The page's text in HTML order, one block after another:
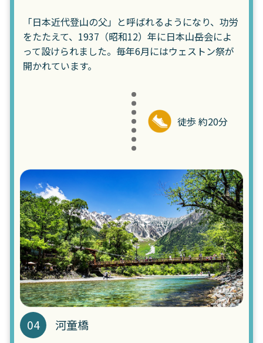
「日本近代登山の父」と呼ばれるようになり、功労
をたたえて、1937（昭和12）年に日本山岳会によ
って設けられました。毎年6月にはウェストン祭が
開かれています。
徒歩 約20分
04 河童橋